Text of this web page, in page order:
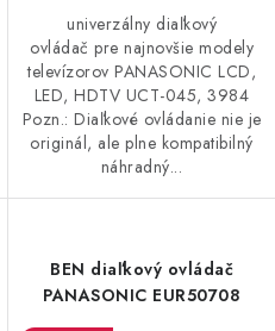
univerzálny diaľkový
ovládač pre najnovšie modely
televízorov PANASONIC LCD,
LED, HDTV UCT-045, 3984
Pozn.: Diaľkové ovládanie nie je
originál, ale plne kompatibilný
náhradný...
BEN diaľkový ovládač
PANASONIC EUR50708